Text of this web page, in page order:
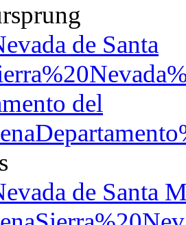
de Santa
del
de Santa